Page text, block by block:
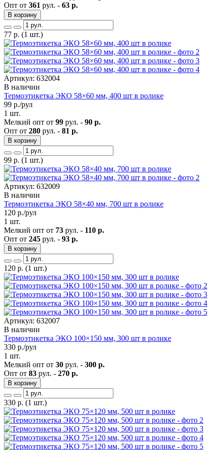
Опт от 361 рул. - 63 р.
В корзину
77 р. (1 шт.)
Артикул: 632004
В наличии
Термоэтикетка ЭКО 58×60 мм, 400 шт в ролике
99 р./рул
1 шт.
Мелкий опт от 99 рул. - 90 р.
Опт от 280 рул. - 81 р.
В корзину
99 р. (1 шт.)
Артикул: 632009
В наличии
Термоэтикетка ЭКО 58×40 мм, 700 шт в ролике
120 р./рул
1 шт.
Мелкий опт от 73 рул. - 110 р.
Опт от 245 рул. - 93 р.
В корзину
120 р. (1 шт.)
Артикул: 632007
В наличии
Термоэтикетка ЭКО 100×150 мм, 300 шт в ролике
330 р./рул
1 шт.
Мелкий опт от 30 рул. - 300 р.
Опт от 83 рул. - 270 р.
В корзину
330 р. (1 шт.)